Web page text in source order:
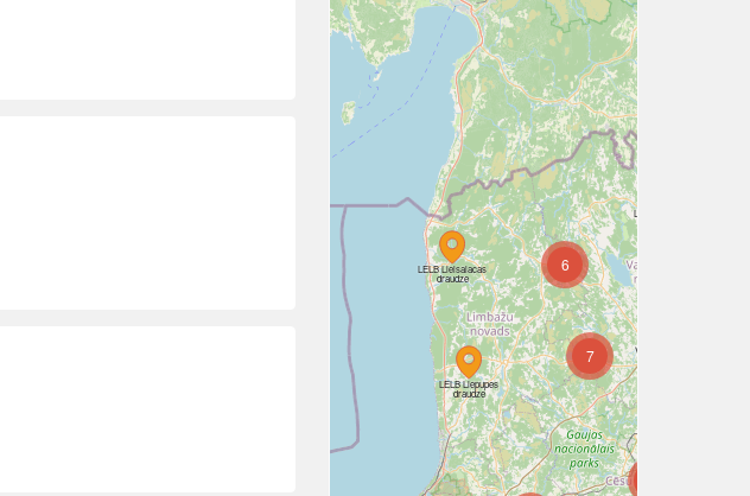
LELB Lielsalacas
draudze
LELB Liepupes
draudze
6
LELB Rūjienas
7